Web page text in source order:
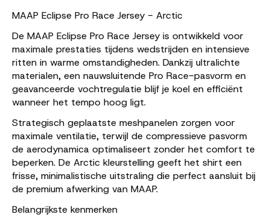
MAAP Eclipse Pro Race Jersey - Arctic
De MAAP Eclipse Pro Race Jersey is ontwikkeld voor
maximale prestaties tijdens wedstrijden en intensieve
ritten in warme omstandigheden. Dankzij ultralichte
materialen, een nauwsluitende Pro Race-pasvorm en
geavanceerde vochtregulatie blijf je koel en efficiënt
wanneer het tempo hoog ligt.
Strategisch geplaatste meshpanelen zorgen voor
maximale ventilatie, terwijl de compressieve pasvorm
de aerodynamica optimaliseert zonder het comfort te
beperken. De Arctic kleurstelling geeft het shirt een
frisse, minimalistische uitstraling die perfect aansluit bij
de premium afwerking van MAAP.
Belangrijkste kenmerken